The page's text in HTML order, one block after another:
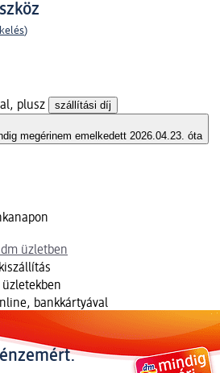
)
plusz szállítási díj
megérinem emelkedett 2026.04.23. óta
üzletben
bankkártyával